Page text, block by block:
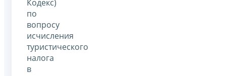
Кодекс)
по
вопросу
исчисления
туристического
налога
в